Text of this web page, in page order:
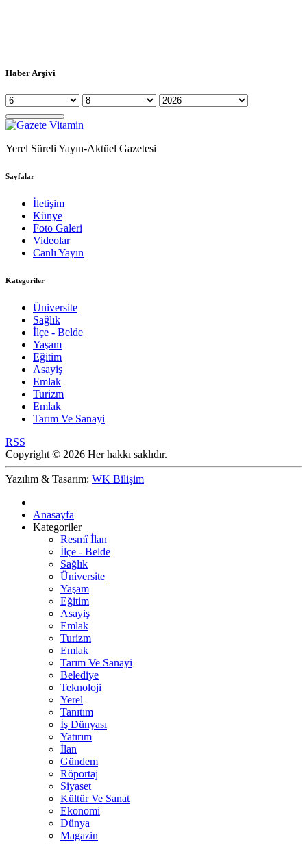
Haber Arşivi
Yerel Süreli Yayın-Aktüel Gazetesi
Sayfalar
İletişim
Künye
Foto Galeri
Videolar
Canlı Yayın
Kategoriler
Üniversite
Sağlık
İlçe - Belde
Yaşam
Eğitim
Asayiş
Emlak
Turizm
Emlak
Tarım Ve Sanayi
RSS
Copyright © 2026 Her hakkı saklıdır.
Yazılım & Tasarım: WK Bilişim
Anasayfa
Kategoriler
Resmî İlan
İlçe - Belde
Sağlık
Üniversite
Yaşam
Eğitim
Asayiş
Emlak
Turizm
Emlak
Tarım Ve Sanayi
Belediye
Teknoloji
Yerel
Tanıtım
İş Dünyası
Yatırım
İlan
Gündem
Röportaj
Siyaset
Kültür Ve Sanat
Ekonomi
Dünya
Magazin